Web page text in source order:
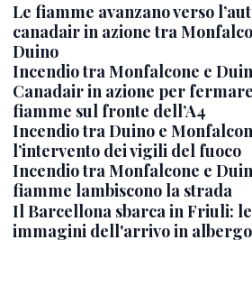
Le fiamme avanzano verso
canadair in azione tra
Duino
Incendio tra Monfalcone e
Canadair in azione per
fiamme sul fronte dell’A4
Incendio tra Duino e
l’intervento dei vigili del fuoco
Incendio tra Monfalcone e
fiamme lambiscono la strada
Il Barcellona sbarca in Friuli: le
immagini dell'arrivo in albergo